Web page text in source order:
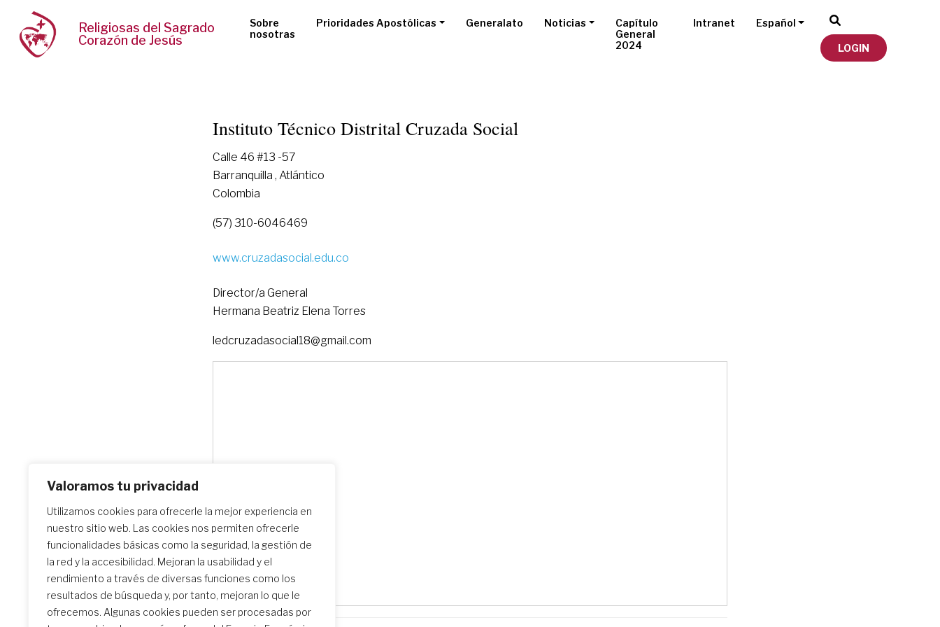
Valoramos tu privacidad
Utilizamos cookies para ofrecerle la mejor experiencia en
nuestro sitio web. Las cookies nos permiten ofrecerle
funcionalidades básicas como la seguridad, la gestión de
la red y la accesibilidad. Mejoran la usabilidad y el
rendimiento a través de diversas funciones como los
resultados de búsqueda y, por tanto, mejoran lo que le
ofrecemos. Algunas cookies pueden ser procesadas por
Religiosas del Sagrado
Corazón de Jesús
Sobre
nosotras
Prioridades Apostólicas Generalato Noticias
Capítulo
General
2024
Intranet Español
LOGIN
Instituto Técnico Distrital Cruzada Social
Calle 46 #13 -57
Barranquilla , Atlántico
Colombia
(57) 310-6046469
www.cruzadasocial.edu.co
Director/a General
Hermana Beatriz Elena Torres
ledcruzadasocial18@gmail.com